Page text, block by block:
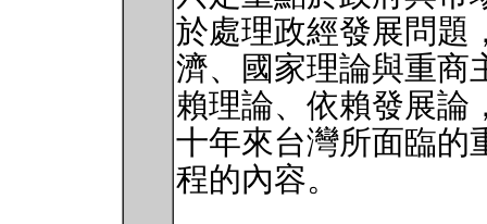
於處理政經發展問題
濟、國家理論與重商
賴理論、依賴發展論
十年來台灣所面臨的
程的內容。